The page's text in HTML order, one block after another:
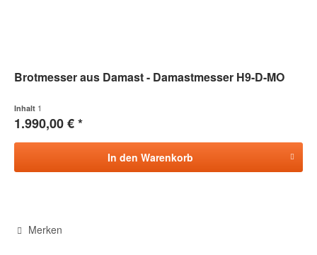
Brotmesser aus Damast - Damastmesser H9-D-MO
Inhalt 1
1.990,00 € *
In den Warenkorb
Merken